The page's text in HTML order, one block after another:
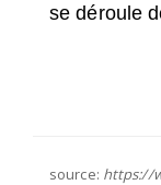
se déroule
source: https://